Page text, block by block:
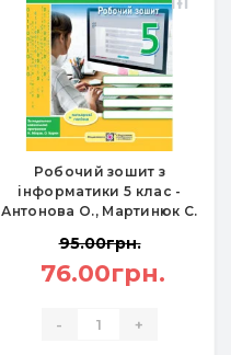
Робочий зошит з
інформатики 5 клас -
Антонова О., Мартинюк С.
95.00грн.
76.00грн.
- +